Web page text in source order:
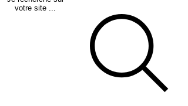
votre site ...